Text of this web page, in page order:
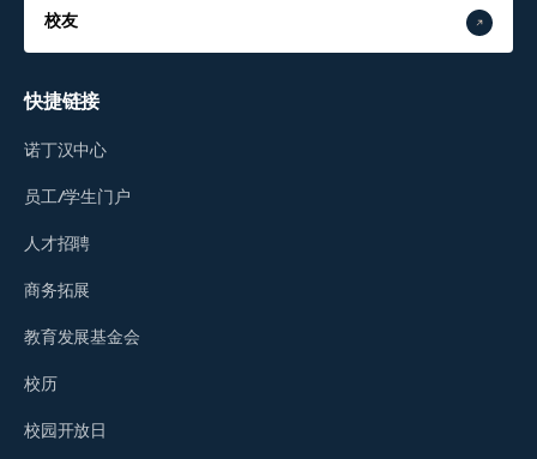
校友
快捷链接
诺丁汉中心
员工/学生门户
人才招聘
商务拓展
教育发展基金会
校历
校园开放日